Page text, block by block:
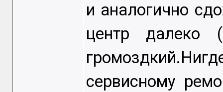
и аналогично
центр далеко
сервисному